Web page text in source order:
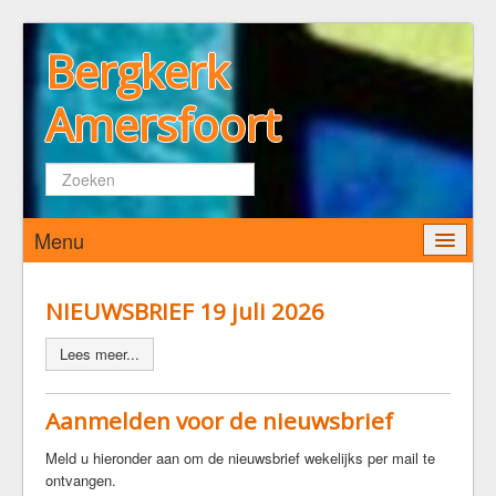
Bergkerk
Amersfoort
Zoeken...
Menu
Wie zijn wij
De Bergkerk
Kerkenraad
Pastoraat
NIEUWSBRIEF 19 juli 2026
Lees meer...
Aanmelden voor de nieuwsbrief
Meld u hieronder aan om de nieuwsbrief wekelijks per mail te
ontvangen.